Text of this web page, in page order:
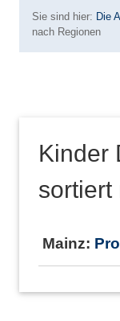
Sie sind hier: Die
nach Regionen
Kinder
sortiert
Mainz: